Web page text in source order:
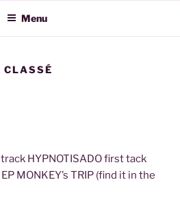
Menu
CLASSÉ
HYPNOTISADO first tack
MONKEY’s TRIP (find it in the